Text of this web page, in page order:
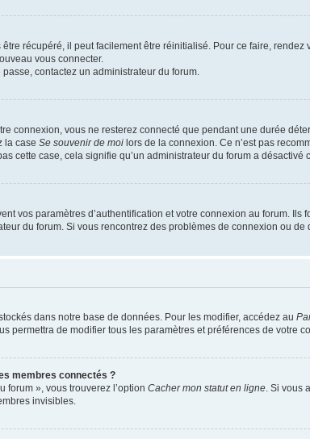
récupéré, il peut facilement être réinitialisé. Pour ce faire,
vous connecter.
contactez un administrateur du forum.
connexion, vous ne resterez connecté que pendant une durée
la case Se souvenir de moi lors de la connexion. Ce n’est pas
cette case, cela signifie qu’un administrateur du forum a désactivé
vos paramètres d’authentification et votre connexion au forum.
du forum. Si vous rencontrez des problèmes de connexion ou
dans notre base de données. Pour les modifier, accédez au
permettra de modifier tous les paramètres et préférences de votre
membres connectés ?
forum », vous trouverez l’option Cacher mon statut en ligne . Si vous
invisibles.